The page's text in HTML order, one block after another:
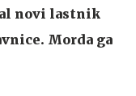
novi lastnik
Morda ga